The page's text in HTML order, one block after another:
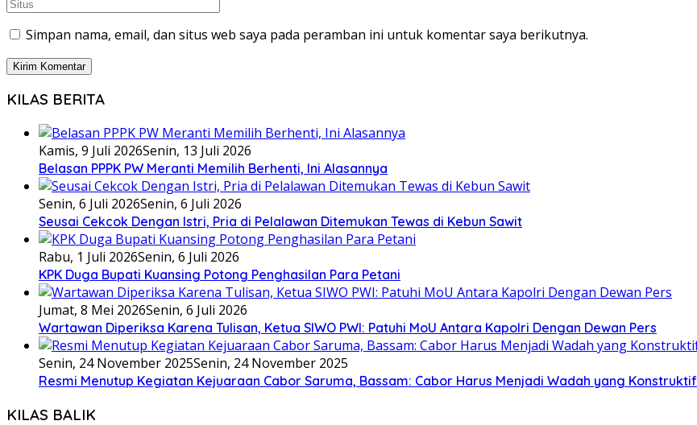
Simpan nama, email, dan situs web saya pada peramban ini untuk komentar saya berikutnya.
KILAS BERITA
Kamis, 9 Juli 2026Senin, 13 Juli 2026
Belasan PPPK PW Meranti Memilih Berhenti, Ini Alasannya
Senin, 6 Juli 2026Senin, 6 Juli 2026
Seusai Cekcok Dengan Istri, Pria di Pelalawan Ditemukan Tewas di Kebun Sawit
Rabu, 1 Juli 2026Senin, 6 Juli 2026
KPK Duga Bupati Kuansing Potong Penghasilan Para Petani
Jumat, 8 Mei 2026Senin, 6 Juli 2026
Wartawan Diperiksa Karena Tulisan, Ketua SIWO PWI: Patuhi MoU Antara Kapolri Dengan Dewan Pers
Senin, 24 November 2025Senin, 24 November 2025
Resmi Menutup Kegiatan Kejuaraan Cabor Saruma, Bassam: Cabor Harus Menjadi Wadah yang Konstruktif
KILAS BALIK